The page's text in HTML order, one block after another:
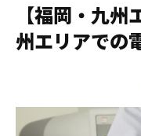
【福岡・九
州エリアでの